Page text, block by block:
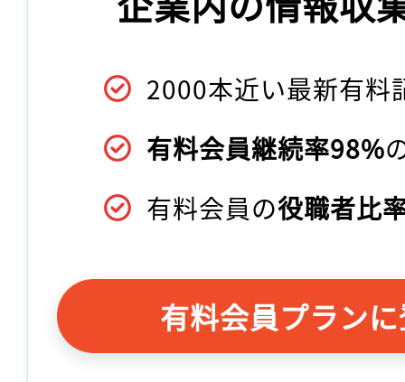
2000本近い最新有料
有料会員継続率98%
有料会員の役職者比
有料会員プラン